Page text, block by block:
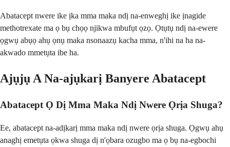
Abatacept nwere ike ịka mma maka ndị na-enweghị ike ịnagide
methotrexate ma ọ bụ chọọ njikwa mbufụt ọzọ. Ọtụtụ ndị na-ewere
ọgwụ abụọ ahụ ọnụ maka nsonaazụ kacha mma, n'ihi na ha na-
akwado mmetụta ibe ha.
Ajụjụ A Na-ajụkarị Banyere Abatacept
Abatacept Ọ Dị Mma Maka Ndị Nwere Ọrịa Shuga?
Ee, abatacept na-adịkarị mma maka ndị nwere ọrịa shuga. Ọgwụ ahụ
anaghị emetụta ọkwa shuga dị n'ọbara ozugbo ma ọ bụ na-egbochi